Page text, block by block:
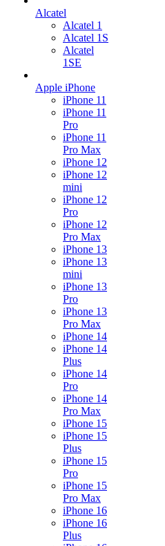
Alcatel
Alcatel 1
Alcatel 1S
Alcatel
1SE
Apple iPhone
iPhone 11
iPhone 11
Pro
iPhone 11
Pro Max
iPhone 12
iPhone 12
mini
iPhone 12
Pro
iPhone 12
Pro Max
iPhone 13
iPhone 13
mini
iPhone 13
Pro
iPhone 13
Pro Max
iPhone 14
iPhone 14
Plus
iPhone 14
Pro
iPhone 14
Pro Max
iPhone 15
iPhone 15
Plus
iPhone 15
Pro
iPhone 15
Pro Max
iPhone 16
iPhone 16
Plus